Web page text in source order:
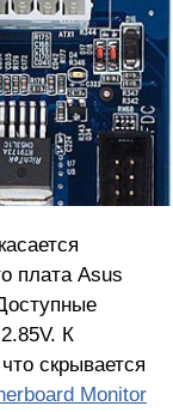
плата Asus
К
скрывается
Monitor